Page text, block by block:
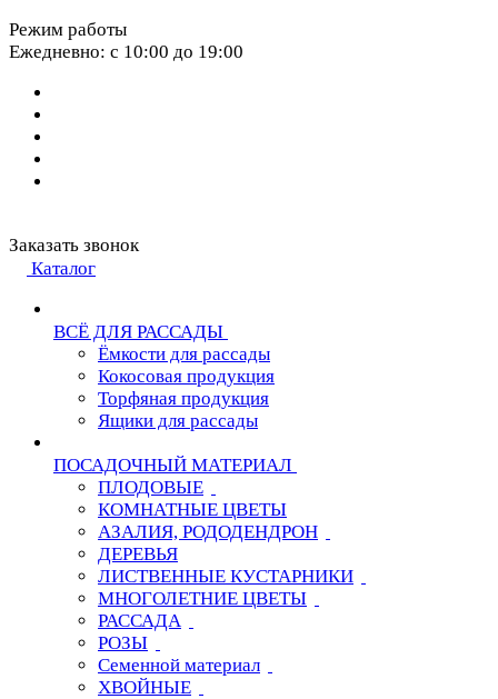
Режим работы
Ежедневно: с 10:00 до 19:00
Заказать звонок
Каталог
ВСЁ ДЛЯ РАССАДЫ
Ёмкости для рассады
Кокосовая продукция
Торфяная продукция
Ящики для рассады
ПОСАДОЧНЫЙ МАТЕРИАЛ
ПЛОДОВЫЕ
КОМНАТНЫЕ ЦВЕТЫ
АЗАЛИЯ, РОДОДЕНДРОН
ДЕРЕВЬЯ
ЛИСТВЕННЫЕ КУСТАРНИКИ
МНОГОЛЕТНИЕ ЦВЕТЫ
РАССАДА
РОЗЫ
Семенной материал
ХВОЙНЫЕ